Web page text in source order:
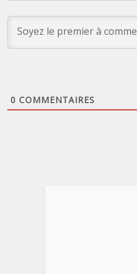
0 COMMENTAIRES